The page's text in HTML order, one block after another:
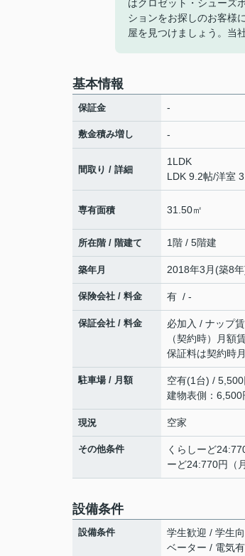
はクロゼット・シューズ
ションをお探しのお客様
屋を見つけましょう。当
基本情報
保証金 -
敷金積み増し -
間取り / 詳細
1LDK
LDK 9.2帖/洋室
専有面積 31.50㎡
所在階 / 階建て 1階 / 5階建
築年月 2018年3月(築8
保険会社 / 料金 有 / -
保証会社 / 料金
必加入 / ナップ
（契約時）月額
保証料は契約時
駐車場 / 月額
空有(1台) /
建物表側：
現況 空家
その他条件
くらしーど
ーど24:770円（
設備条件
設備条件
学生歓迎 / 学生
ベーター / 電気